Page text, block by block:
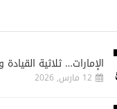
الإمارات… ثلاثية القيادة
12 مارس, 2026